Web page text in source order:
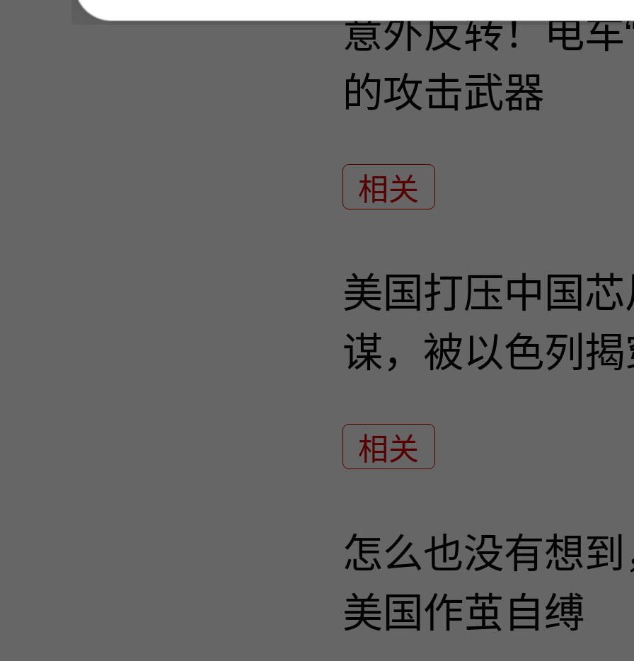
意外反转！电车
的攻击武器
相关
美国打压中国
谋，被以色列
相关
怎么也没有想
美国作茧自缚